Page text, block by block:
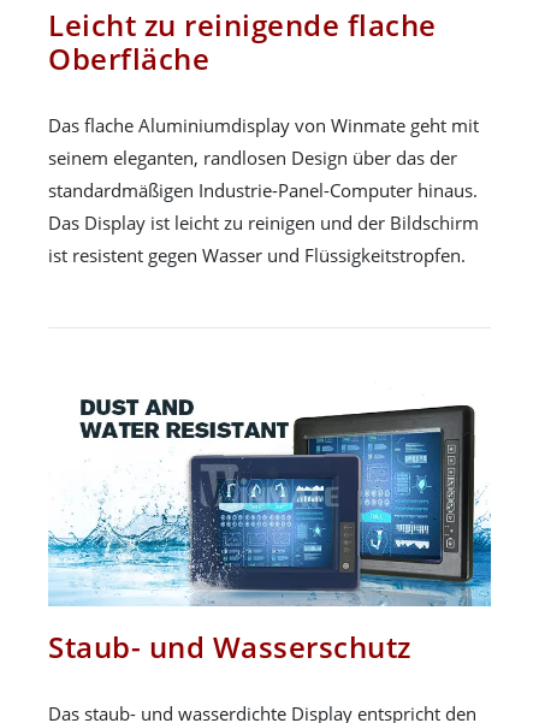
Leicht zu reinigende flache
Oberfläche
Das flache Aluminiumdisplay von Winmate geht mit
seinem eleganten, randlosen Design über das der
standardmäßigen Industrie-Panel-Computer hinaus.
Das Display ist leicht zu reinigen und der Bildschirm
ist resistent gegen Wasser und Flüssigkeitstropfen.
Staub- und Wasserschutz
Das staub- und wasserdichte Display entspricht den